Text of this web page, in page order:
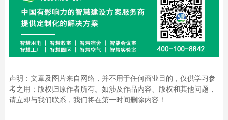
声明：文章及图片来自网络，并不用于任何商业目的，仅供学习参
考之用；版权归原作者所有。如涉及作品内容、版权和其他问题，
请立即与我们联系，我们将在第一时间删除内容！